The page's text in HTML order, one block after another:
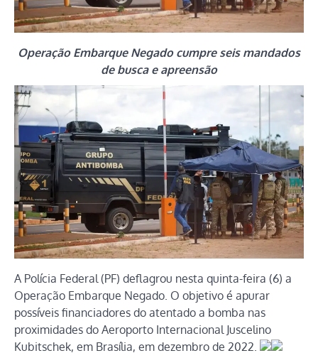
Operação Embarque Negado cumpre seis mandados
de busca e apreensão
A Polícia Federal (PF) deflagrou nesta quinta-feira (6) a
Operação Embarque Negado. O objetivo é apurar
possíveis financiadores do atentado a bomba nas
proximidades do Aeroporto Internacional Juscelino
Kubitschek, em Brasília, em dezembro de 2022.